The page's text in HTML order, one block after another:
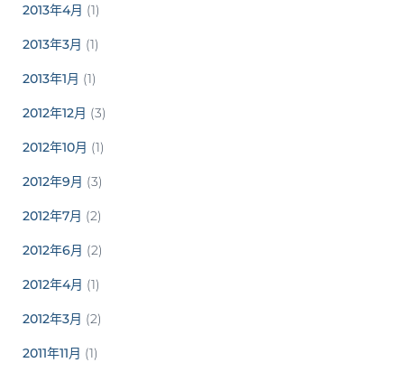
2013年4月 (1)
2013年3月 (1)
2013年1月 (1)
2012年12月 (3)
2012年10月 (1)
2012年9月 (3)
2012年7月 (2)
2012年6月 (2)
2012年4月 (1)
2012年3月 (2)
2011年11月 (1)